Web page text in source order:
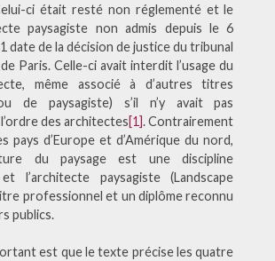
ci était resté non réglementé et le
paysagiste non admis depuis le 6
date de la décision de justice du tribunal
Paris. Celle-ci avait interdit l’usage du
même associé à d’autres titres
de paysagiste) s’il n’y avait pas
des architectes[1]. Contrairement
pays d’Europe et d’Amérique du nord,
du paysage est une discipline
l’architecte paysagiste (Landscape
professionnel et un diplôme reconnu
publics.
est que le texte précise les quatre